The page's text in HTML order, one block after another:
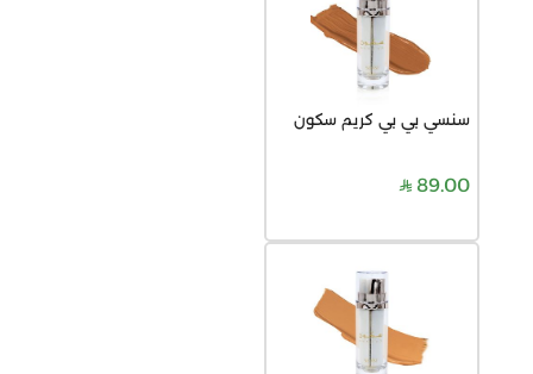
سنسي بي بي كريم سكون
89.00